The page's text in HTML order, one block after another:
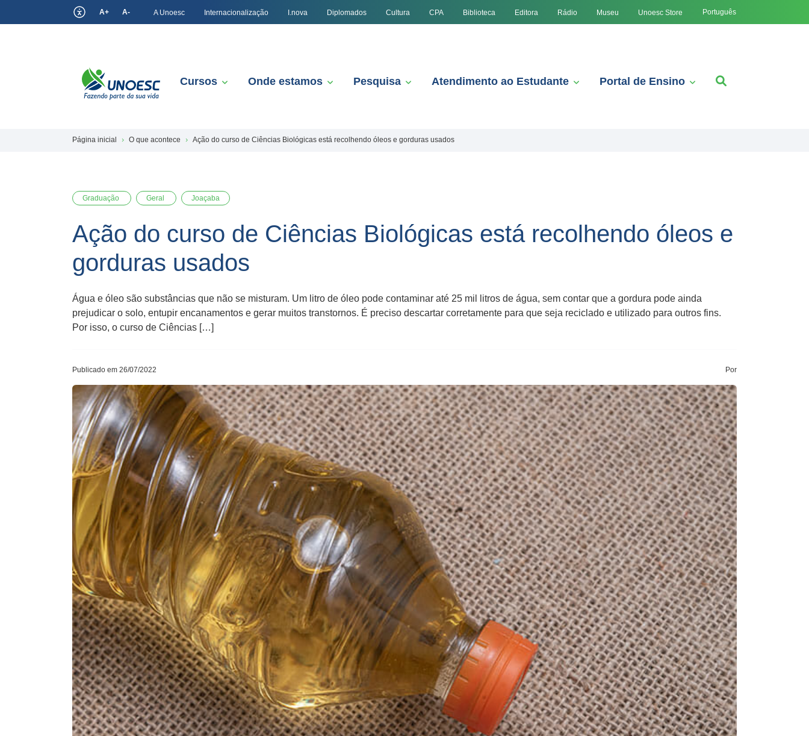
A+ A- A Unoesc Internacionalização I.nova Diplomados Cultura CPA Biblioteca Editora Rádio Museu Unoesc Store Português
Cursos Onde estamos Pesquisa Atendimento ao Estudante Portal de Ensino
Página inicial O que acontece Ação do curso de Ciências Biológicas está recolhendo óleos e gorduras usados
Graduação Geral Joaçaba
Ação do curso de Ciências Biológicas está recolhendo óleos e
gorduras usados
Água e óleo são substâncias que não se misturam. Um litro de óleo pode contaminar até 25 mil litros de água, sem contar que a gordura pode ainda
prejudicar o solo, entupir encanamentos e gerar muitos transtornos. É preciso descartar corretamente para que seja reciclado e utilizado para outros fins.
Por isso, o curso de Ciências […]
Publicado em 26/07/2022 Por